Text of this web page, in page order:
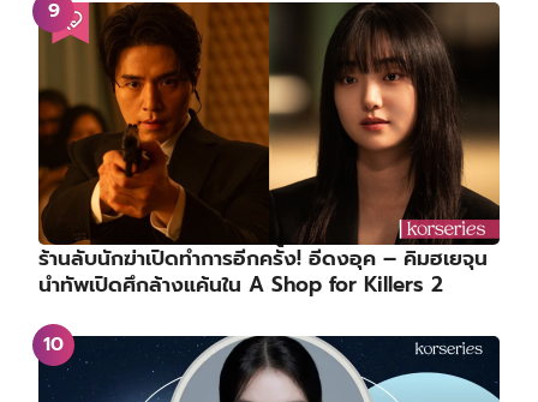
ร้านลับนักฆ่าเปิดทำการอีกครั้ง! อีดงอุค – คิมฮเยจุน
นำทัพเปิดศึกล้างแค้นใน A Shop for Killers 2